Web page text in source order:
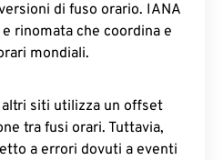
di fuso orario. IANA
rinomata che coordina e
mondiali.
siti utilizza un offset
tra fusi orari. Tuttavia,
a errori dovuti a eventi